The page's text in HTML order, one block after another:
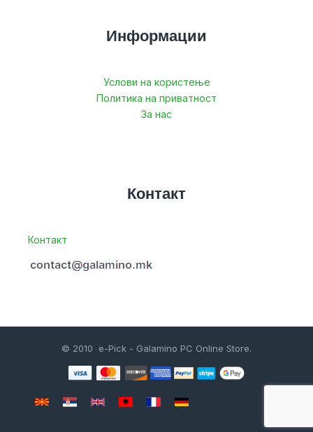
Информации
Услови на користење
Политика на приватност
За нас
Контакт
Контакт
© 2010 e-Pick - Galamino PC Online Store.